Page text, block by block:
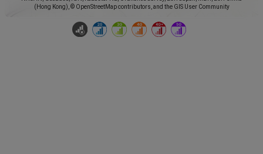
(Hong Kong), © OpenStreetMap contributors, and the GIS User Community